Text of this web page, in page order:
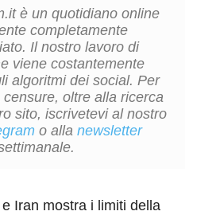
è un quotidiano online
completamente
Il nostro lavoro di
viene costantemente
algoritmi dei social. Per
oltre alla ricerca
sito, iscrivetevi al nostro
o alla newsletter
Iran mostra i limiti della